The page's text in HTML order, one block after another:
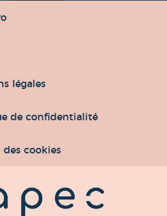
légales
de confidentialité
des cookies